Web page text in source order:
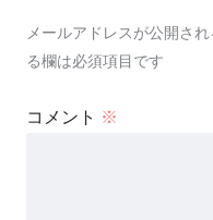
メールアドレスが公開さ
る欄は必須項目です
コメント ※